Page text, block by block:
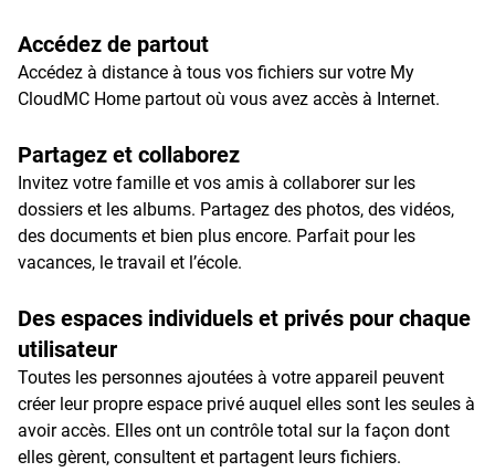
Accédez de partout
Accédez à distance à tous vos fichiers sur votre My
CloudMC Home partout où vous avez accès à Internet.
Partagez et collaborez
Invitez votre famille et vos amis à collaborer sur les
dossiers et les albums. Partagez des photos, des vidéos,
des documents et bien plus encore. Parfait pour les
vacances, le travail et l’école.
Des espaces individuels et privés pour chaque
utilisateur
Toutes les personnes ajoutées à votre appareil peuvent
créer leur propre espace privé auquel elles sont les seules à
avoir accès. Elles ont un contrôle total sur la façon dont
elles gèrent, consultent et partagent leurs fichiers.